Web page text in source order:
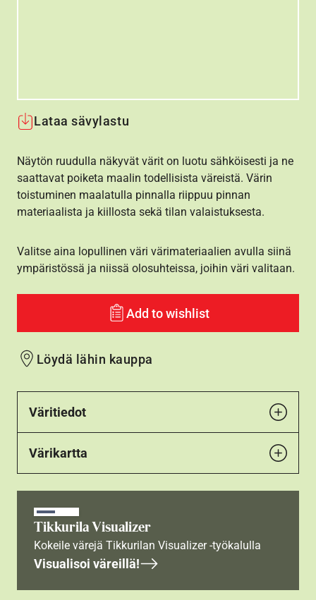
Lataa sävylastu
Näytön ruudulla näkyvät värit on luotu sähköisesti ja ne
saattavat poiketa maalin todellisista väreistä. Värin
toistuminen maalatulla pinnalla riippuu pinnan
materiaalista ja kiillosta sekä tilan valaistuksesta.
Valitse aina lopullinen väri värimateriaalien avulla siinä
ympäristössä ja niissä olosuhteissa, joihin väri valitaan.
Add to wishlist
Löydä lähin kauppa
Väritiedot
Värikartta
Tikkurila Visualizer
Kokeile värejä Tikkurilan Visualizer -työkalulla
Visualisoi väreillä!